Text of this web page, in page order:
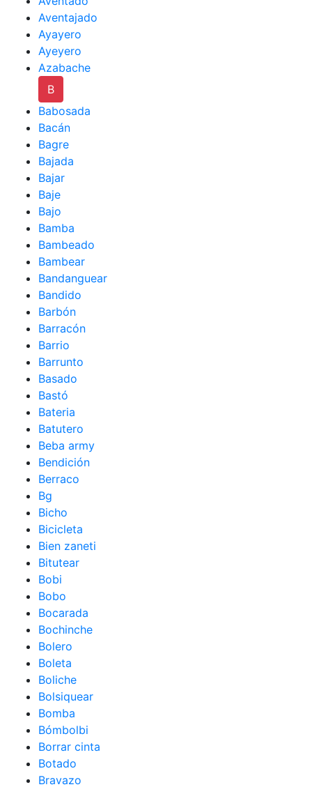
Aventajado
Ayayero
Ayeyero
Azabache
B
Babosada
Bacán
Bagre
Bajada
Bajar
Baje
Bajo
Bamba
Bambeado
Bambear
Bandanguear
Bandido
Barbón
Barracón
Barrio
Barrunto
Basado
Bastó
Bateria
Batutero
Beba army
Bendición
Berraco
Bg
Bicho
Bicicleta
Bien zaneti
Bitutear
Bobi
Bobo
Bocarada
Bochinche
Bolero
Boleta
Boliche
Bolsiquear
Bomba
Bómbolbi
Borrar cinta
Botado
Bravazo